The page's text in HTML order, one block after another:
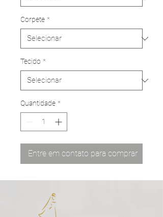
Corpete *
Tecido *
Quantidade *
Entre em contato para comprar